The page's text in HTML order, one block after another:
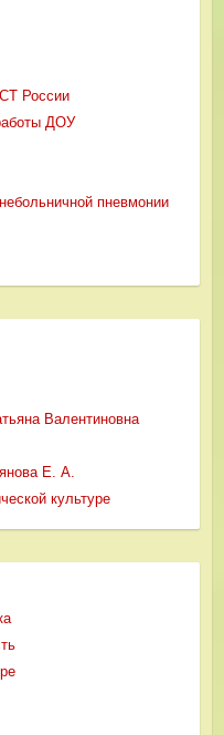
России
ДОУ
пневмонии
Валентиновна
Е. А.
культуре